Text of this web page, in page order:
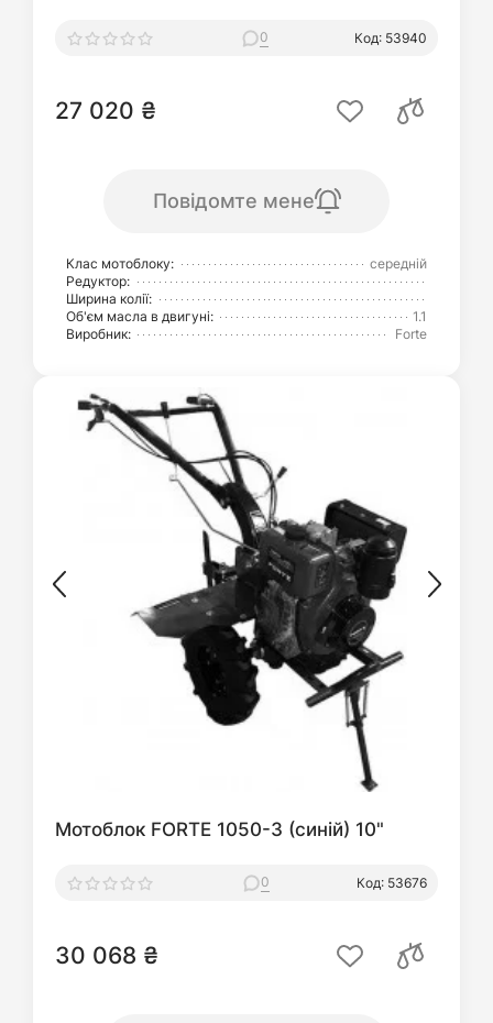
0 Код: 53940
27 020 ₴
Повідомте мене
Клас мотоблоку:
середній
Редуктор:
Ширина колії:
Об'єм масла в двигуні:
1.1
Виробник:
Forte
Мотоблок FORTE 1050-3 (синій) 10"
0 Код: 53676
30 068 ₴